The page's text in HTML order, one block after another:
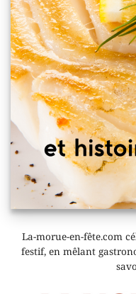
La-morue-en-fête.com
festif, en mêlant